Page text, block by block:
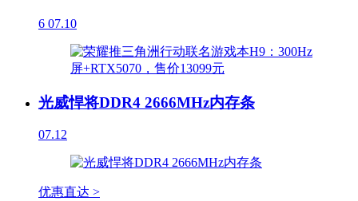
6 07.10
光威悍将DDR4 2666MHz内存条
07.12
优惠直达 >